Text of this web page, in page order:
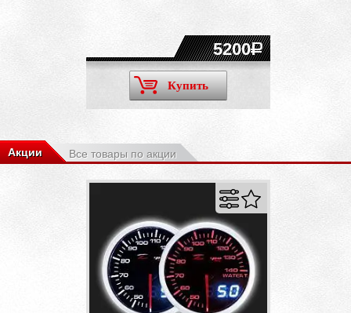
5200
Купить
Акции Все товары по акции